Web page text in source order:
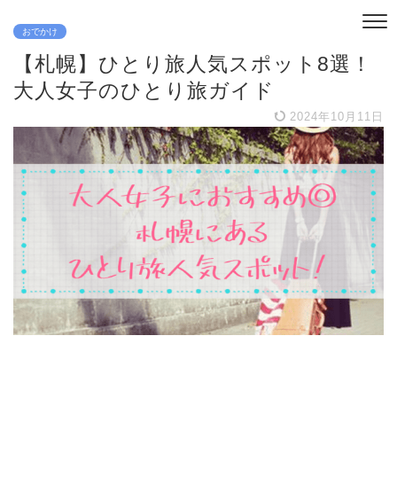
おでかけ
【札幌】ひとり旅人気スポット8選！
大人女子のひとり旅ガイド
2024年10月11日